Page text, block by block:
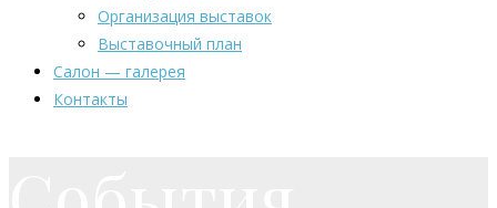
Организация выставок
Выставочный план
Салон — галерея
Контакты